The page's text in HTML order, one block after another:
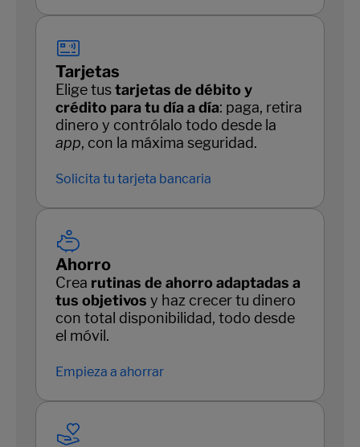
Tarjetas
Elige tustarjetas de débito y
crédito para tu día a día: paga, retira
dinero y contrólalo todo desde la
app, con la máxima seguridad.
Solicita tu tarjeta bancaria
Ahorro
Crea rutinas de ahorro adaptadas a
tus objetivos y haz crecer tu dinero
con total disponibilidad, todo desde
el móvil.
Empieza a ahorrar